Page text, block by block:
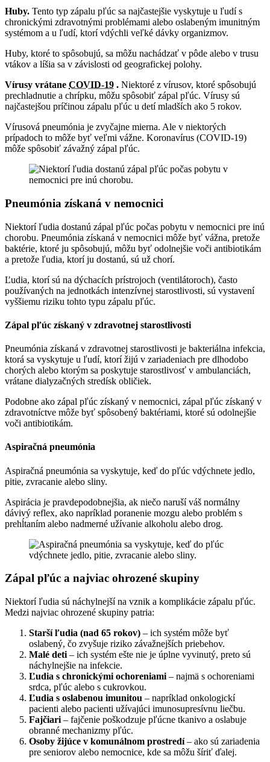
Huby. Tento typ zápalu pľúc sa najčastejšie vyskytuje u ľudí s
chronickými zdravotnými problémami alebo oslabeným imunitným
systémom a u ľudí, ktorí vdýchli veľké dávky organizmov.
Huby, ktoré to spôsobujú, sa môžu nachádzať v pôde alebo v trusu
vtákov a líšia sa v závislosti od geografickej polohy.
Vírusy vrátane COVID-19 . Niektoré z vírusov, ktoré spôsobujú
prechladnutie a chrípku, môžu spôsobiť zápal pľúc. Vírusy sú
najčastejšou príčinou zápalu pľúc u detí mladších ako 5 rokov.
Vírusová pneumónia je zvyčajne mierna. Ale v niektorých
prípadoch to môže byť veľmi vážne. Koronavírus (COVID-19)
môže spôsobiť závažný zápal pľúc.
Pneumónia získaná v nemocnici
Niektorí ľudia dostanú zápal pľúc počas pobytu v nemocnici pre inú
chorobu. Pneumónia získaná v nemocnici môže byť vážna, pretože
baktérie, ktoré ju spôsobujú, môžu byť odolnejšie voči antibiotikám
a pretože ľudia, ktorí ju dostanú, sú už chorí.
Ľudia, ktorí sú na dýchacích prístrojoch (ventilátoroch), často
používaných na jednotkách intenzívnej starostlivosti, sú vystavení
vyššiemu riziku tohto typu zápalu pľúc.
Zápal pľúc získaný v zdravotnej starostlivosti
Pneumónia získaná v zdravotnej starostlivosti je bakteriálna infekcia,
ktorá sa vyskytuje u ľudí, ktorí žijú v zariadeniach pre dlhodobo
chorých alebo ktorým sa poskytuje starostlivosť v ambulanciách,
vrátane dialyzačných stredísk obličiek.
Podobne ako zápal pľúc získaný v nemocnici, zápal pľúc získaný v
zdravotníctve môže byť spôsobený baktériami, ktoré sú odolnejšie
voči antibiotikám.
Aspiračná pneumónia
Aspiračná pneumónia sa vyskytuje, keď do pľúc vdýchnete jedlo,
pitie, zvracanie alebo sliny.
Aspirácia je pravdepodobnejšia, ak niečo naruší váš normálny
dávivý reflex, ako napríklad poranenie mozgu alebo problém s
prehĺtaním alebo nadmerné užívanie alkoholu alebo drog.
Zápal pľúc a najviac ohrozené skupiny
Niektorí ľudia sú náchylnejší na vznik a komplikácie zápalu pľúc.
Medzi najviac ohrozené skupiny patria:
Starší ľudia (nad 65 rokov) – ich systém môže byť
oslabený, čo zvyšuje riziko závažnejších priebehov.
Malé deti – ich systém ešte nie je úplne vyvinutý, preto sú
náchylnejšie na infekcie.
Ľudia s chronickými ochoreniami – najmä s ochoreniami
srdca, pľúc alebo s cukrovkou.
Ľudia s oslabenou imunitou – napríklad onkologickí
pacienti alebo pacienti užívajúci imunosupresívnu liečbu.
Fajčiari – fajčenie poškodzuje pľúcne tkanivo a oslabuje
obranné mechanizmy pľúc.
Osoby žijúce v komunálnom prostredí– ako sú zariadenia
pre seniorov alebo nemocnice, kde sa môžu šíriť ďalej.